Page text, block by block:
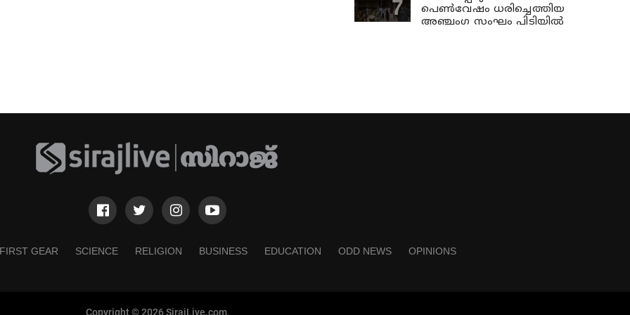
പെണ്‍വേഷം ധരിച്ചെത്തിയ
അഞ്ചംഗ സംഘം പിടിയില്‍
FIRST GEAR SCIENCE RELIGION BUSINESS EDUCATION ODD NEWS OPINIONS
Copyright © 2026 SirajLive.com.